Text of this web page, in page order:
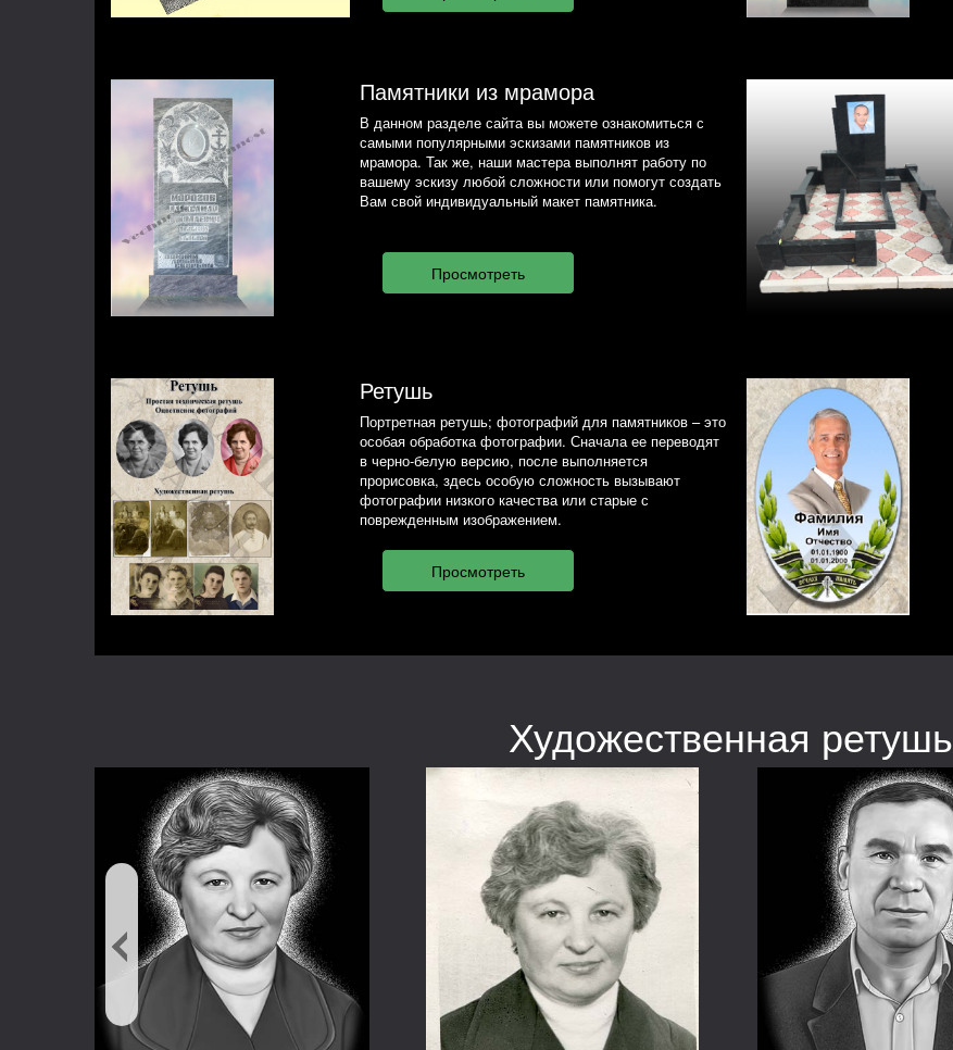
Памятники из мрамора
В данном разделе сайта вы можете ознакомиться с
самыми популярными эскизами памятников из
мрамора. Так же, наши мастера выполнят работу по
вашему эскизу любой сложности или помогут создать
Вам свой индивидуальный макет памятника.
Ретушь
Портретная ретушь; фотографий для памятников – это
особая обработка фотографии. Сначала ее переводят
в черно-белую версию, после выполняется
прорисовка, здесь особую сложность вызывают
фотографии низкого качества или старые с
поврежденным изображением.
Художественная ретушь